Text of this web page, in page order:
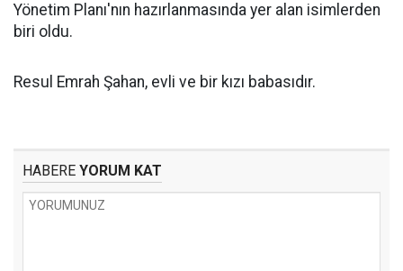
Yönetim Planı'nın hazırlanmasında yer alan isimlerden
biri oldu.
Resul Emrah Şahan, evli ve bir kızı babasıdır.
HABERE YORUM KAT